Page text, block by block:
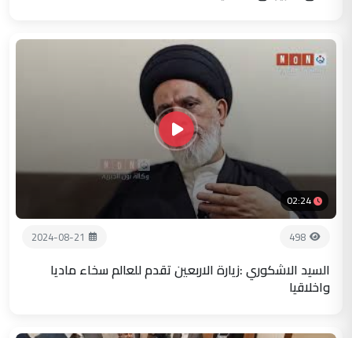
02:24
498
2024-08-21
السيد الاشكوري :زيارة الاربعين تقدم للعالم سخاء ماديا
واخلاقيا